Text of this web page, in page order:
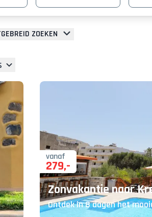
ZOEKEN
vanaf
279,-
Zonvakantie naar
Ontdek in 8 dagen het